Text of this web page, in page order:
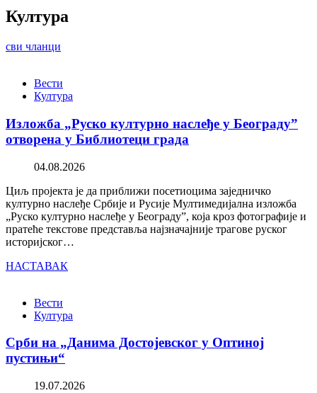
Култура
сви чланци
Вести
Култура
Изложба „Руско културно наслеђе у Београду”
отворена у Библиотеци града
04.08.2026
Циљ пројекта је да приближи посетиоцима заједничко
културно наслеђе Србије и Русије Мултимедијална изложба
„Руско културно наслеђе у Београду”, која кроз фотографије и
пратеће текстове представља најзначајније трагове руског
историјског…
НАСТАВАК
Вести
Култура
Срби на „Данима Достојевског у Оптиној
пустињи“
19.07.2026